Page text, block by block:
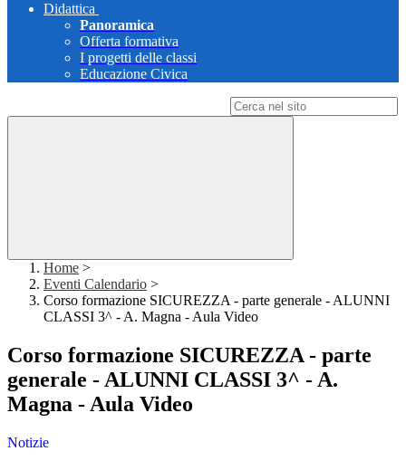
Didattica
Panoramica
Offerta formativa
I progetti delle classi
Educazione Civica
Home >
Eventi Calendario >
Corso formazione SICUREZZA - parte generale - ALUNNI
CLASSI 3^ - A. Magna - Aula Video
Corso formazione SICUREZZA - parte
generale - ALUNNI CLASSI 3^ - A.
Magna - Aula Video
Notizie